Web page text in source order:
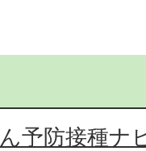
予防接種ナ